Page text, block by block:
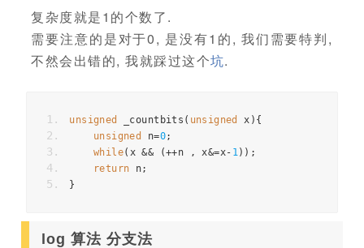
复杂度就是1的个数了.
需要注意的是对于0, 是没有1的, 我们需要特判,
不然会出错的, 我就踩过这个坑.
unsigned _countbits ( unsigned x ){
unsigned
n=0;
while( x && (++n , x&=x- 1));
return n;
}
log 算法 分支法